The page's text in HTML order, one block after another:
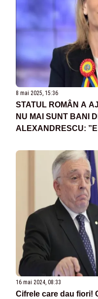
8 mai 2025, 15:36
STATUL ROMÂN A
NU MAI SUNT BANI
ALEXANDRESCU:
16 mai 2024, 08:33
Cifrele care dau fiori!